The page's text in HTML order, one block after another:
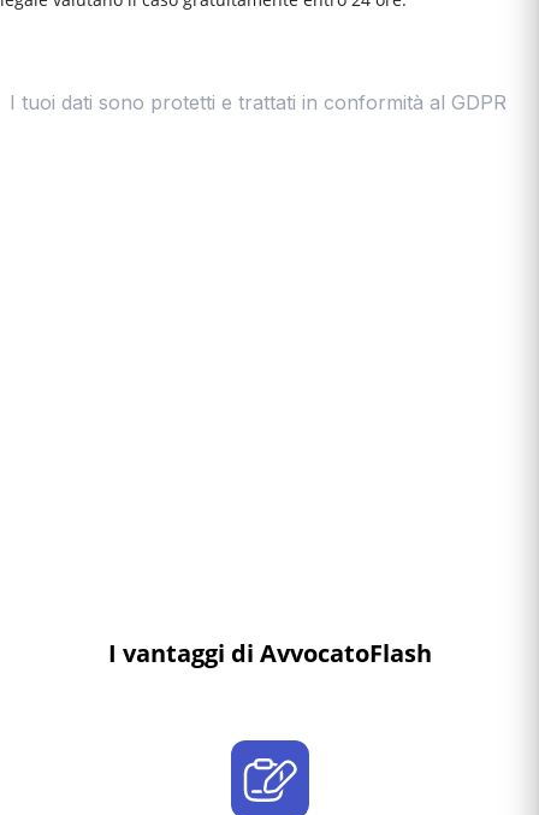
I vantaggi di AvvocatoFlash